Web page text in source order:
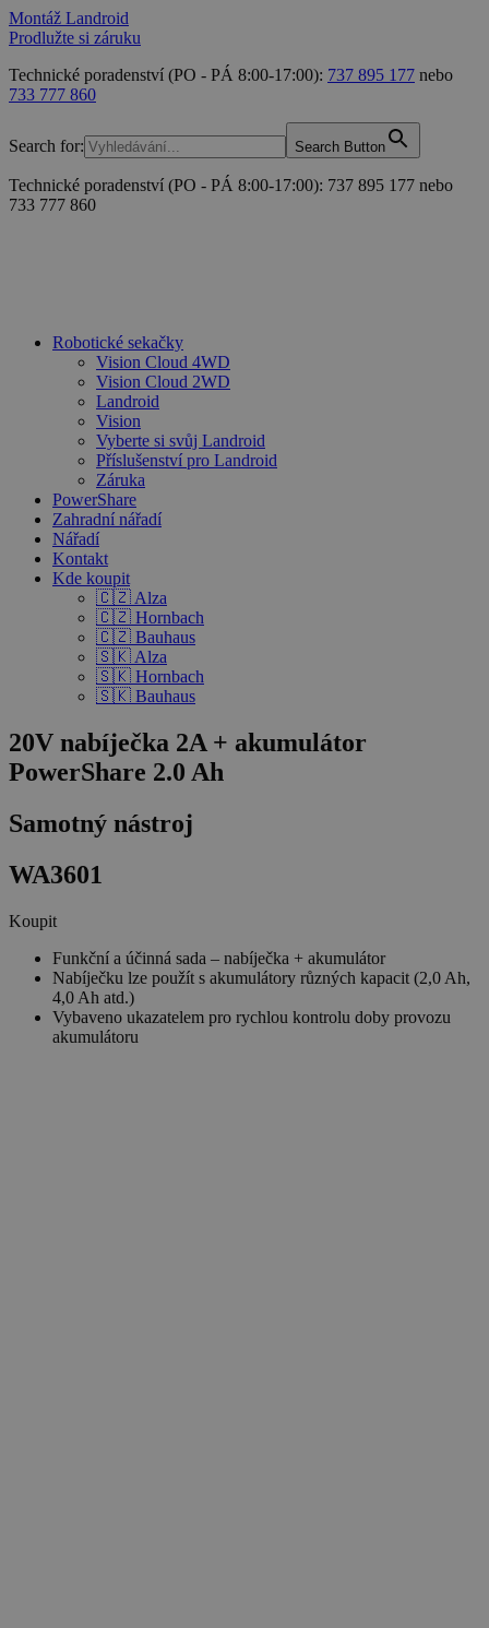
Montáž Landroid
Prodlužte si záruku
Technické poradenství (PO - PÁ 8:00-17:00): 737 895 177 nebo
733 777 860
Search for: Search Button
Technické poradenství (PO - PÁ 8:00-17:00): 737 895 177 nebo
733 777 860
Robotické sekačky
Vision Cloud 4WD
Vision Cloud 2WD
Landroid
Vision
Vyberte si svůj Landroid
Příslušenství pro Landroid
Záruka
PowerShare
Zahradní nářadí
Nářadí
Kontakt
Kde koupit
🇨🇿 Alza
🇨🇿 Hornbach
🇨🇿 Bauhaus
🇸🇰 Alza
🇸🇰 Hornbach
🇸🇰 Bauhaus
20V nabíječka 2A + akumulátor
PowerShare 2.0 Ah
Samotný nástroj
WA3601
Koupit
Funkční a účinná sada – nabíječka + akumulátor
Nabíječku lze použít s akumulátory různých kapacit (2,0 Ah,
4,0 Ah atd.)
Vybaveno ukazatelem pro rychlou kontrolu doby provozu
akumulátoru